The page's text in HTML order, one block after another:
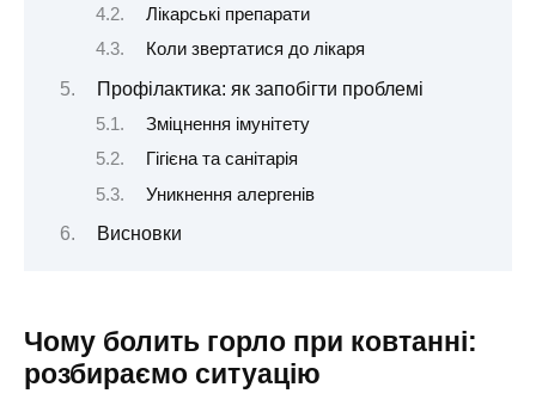
Лікарські препарати
Коли звертатися до лікаря
Профілактика: як запобігти проблемі
Зміцнення імунітету
Гігієна та санітарія
Уникнення алергенів
Висновки
Чому болить горло при ковтанні:
розбираємо ситуацію